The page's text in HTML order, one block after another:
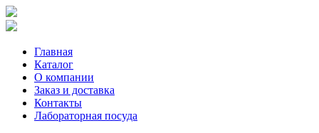
Главная
Каталог
О компании
Заказ и доставка
Контакты
Лабораторная посуда